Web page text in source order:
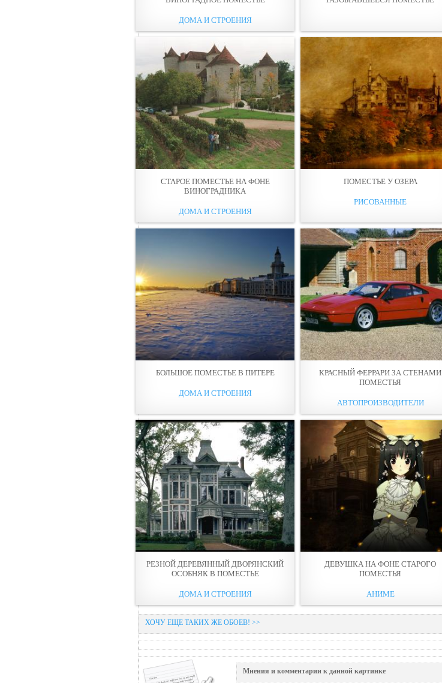
ДОМА И СТРОЕНИЯ
СТАРОЕ ПОМЕСТЬЕ НА ФОНЕ
ВИНОГРАДНИКА
ДОМА И СТРОЕНИЯ
ПОМЕСТЬЕ У ОЗЕРА
РИСОВАННЫЕ
БОЛЬШОЕ ПОМЕСТЬЕ В ПИТЕРЕ
ДОМА И СТРОЕНИЯ
КРАСНЫЙ ФЕРРАРИ ЗА СТЕНАМИ
ПОМЕСТЬЯ
АВТОПРОИЗВОДИТЕЛИ
РЕЗНОЙ ДЕРЕВЯННЫЙ ДВОРЯНСКИЙ
ОСОБНЯК В ПОМЕСТЬЕ
ДОМА И СТРОЕНИЯ
ДЕВУШКА НА ФОНЕ СТАРОГО
ПОМЕСТЬЯ
АНИМЕ
ХОЧУ ЕЩЕ ТАКИХ ЖЕ ОБОЕВ! >>
Мнения и комментарии к данной картинке